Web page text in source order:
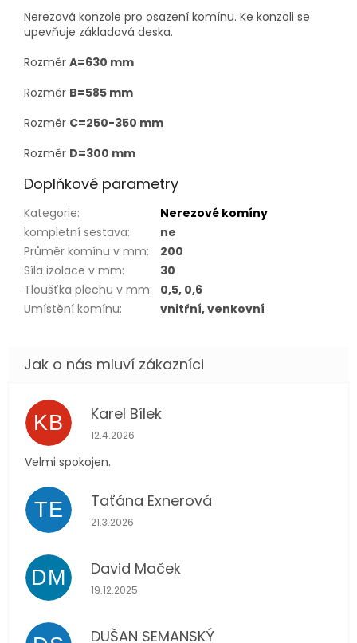
Nerezová konzole pro osazení komínu. Ke konzoli se
upevňuje základová deska.
Rozměr A=630 mm
Rozměr B=585 mm
Rozměr C=250-350 mm
Rozměr D=300 mm
Doplňkové parametry
Kategorie:
Nerezové komíny
kompletní sestava:
ne
Průměr komínu v mm:
200
Síla izolace v mm:
30
Tloušťka plechu v mm: 0,5, 0,6
Umístění komínu: vnitřní, venkovní
KB Karel Bílek
Hodnocení obchodu je 5 z 5 hvězdiček.
12.4.2026
Velmi spokojen.
TE Taťána Exnerová
Hodnocení obchodu je 5 z 5 hvězdiček.
21.3.2026
DM David Maček
Hodnocení obchodu je 5 z 5 hvězdiček.
19.12.2025
DUŠAN SEMANSKÝ